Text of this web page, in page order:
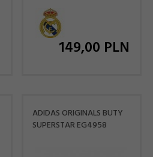
149,00 PLN
ADIDAS ORIGINALS BUTY
SUPERSTAR EG4958